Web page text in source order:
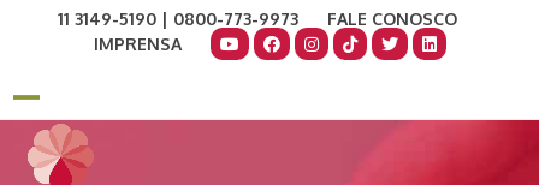
11 3149-5190 | 0800-773-9973
FALE CONOSCO
IMPRENSA
Open
mobile
Close
mobile